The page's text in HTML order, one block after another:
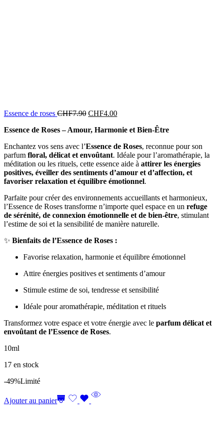
Essence de roses CHF7.90 CHF4.00
Essence de Roses – Amour, Harmonie et Bien-Être
Enchantez vos sens avec l’Essence de Roses, reconnue pour son
parfum floral, délicat et envoûtant. Idéale pour l’aromathérapie, la
méditation ou les rituels, cette essence aide à attirer les énergies
positives, éveiller des sentiments d’amour et d’affection, et
favoriser relaxation et équilibre émotionnel.
Parfaite pour créer des environnements accueillants et harmonieux,
l’Essence de Roses transforme n’importe quel espace en un refuge
de sérénité, de connexion émotionnelle et de bien-être, stimulant
l’estime de soi et la sensibilité de manière naturelle.
✨ Bienfaits de l’Essence de Roses :
Favorise relaxation, harmonie et équilibre émotionnel
Attire énergies positives et sentiments d’amour
Stimule estime de soi, tendresse et sensibilité
Idéale pour aromathérapie, méditation et rituels
Transformez votre espace et votre énergie avec le parfum délicat et
envoûtant de l’Essence de Roses.
10ml
17 en stock
-49%Limité
Ajouter au panier